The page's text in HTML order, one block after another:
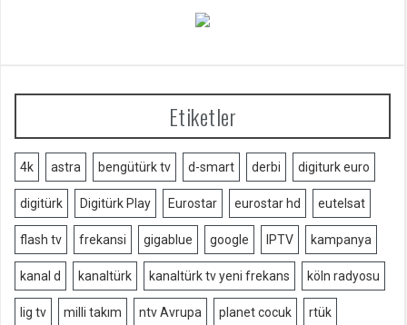
Etiketler
4k astra bengütürk tv d-smart derbi digiturk euro
digitürk Digitürk Play Eurostar eurostar hd eutelsat
flash tv frekansi gigablue google IPTV kampanya
kanal d kanaltürk kanaltürk tv yeni frekans köln radyosu
lig tv milli takım ntv Avrupa planet cocuk rtük